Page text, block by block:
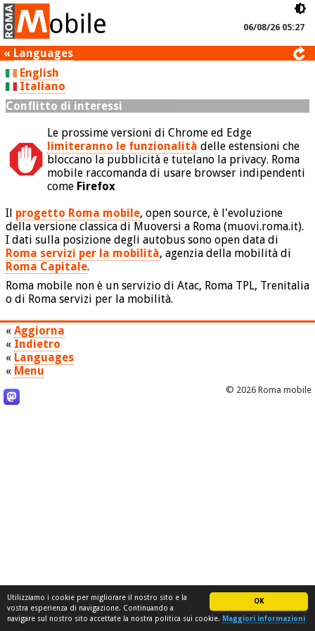
OK
Utilizziamo i cookie per migliorare il nostro sito e la
vostra esperienza di navigazione. Continuando a
navigare sul nostro sito accettate la nostra politica sui cookie. Maggiori informazioni
06/08/26 05:27
« Languages
English
Italiano
Conflitto di interessi
Le prossime versioni di Chrome ed Edge
limiteranno le funzionalità delle estensioni che
bloccano la pubblicità e tutelano la privacy. Roma
mobile raccomanda di usare browser indipendenti
come Firefox
Il progetto Roma mobile, open source, è l'evoluzione
della versione classica di Muoversi a Roma (muovi.roma.it).
I dati sulla posizione degli autobus sono open data di
Roma servizi per la mobilità, agenzia della mobilità di
Roma Capitale.
Roma mobile non è un servizio di Atac, Roma TPL, Trenitalia
o di Roma servizi per la mobilità.
« Aggiorna
« Indietro
« Languages
« Menu
© 2026 Roma mobile